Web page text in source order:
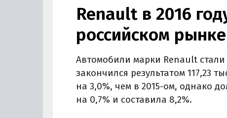
Renault в 2016
российском рынке‍
Автомобили марки Renault
закончился результатом 117,23
на 3,0%, чем в 2015-ом, однако
на 0,7% и составила 8,2%.